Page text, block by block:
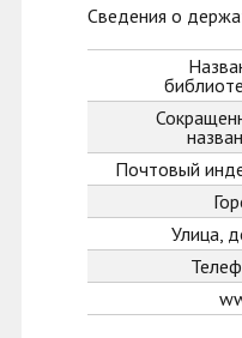
Сведения о
Почтовый
Улица,